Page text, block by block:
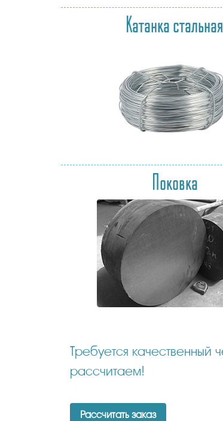
Катанка стальная
Поковка
Требуется качественный черный металлопрокат? Отправьте нам Ваш заказ, мы максимально быстро его
рассчитаем!
Рассчитать заказ